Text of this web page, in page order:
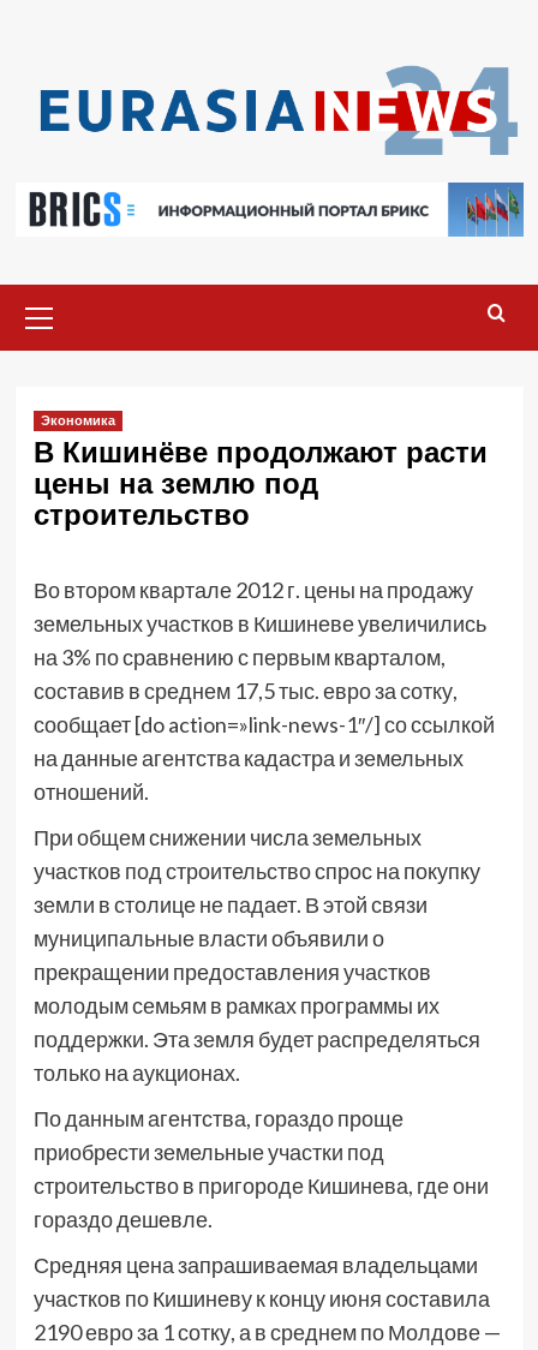
меню
Экономика
В Кишинёве продолжают расти
цены на землю под
строительство
Во втором квартале 2012 г. цены на продажу
земельных участков в Кишиневе увеличились
на 3% по сравнению с первым кварталом,
составив в среднем 17,5 тыс. евро за сотку,
сообщает [do action=»link-news-1″/] со ссылкой
на данные агентства кадастра и земельных
отношений.
При общем снижении числа земельных
участков под строительство спрос на покупку
земли в столице не падает. В этой связи
муниципальные власти объявили о
прекращении предоставления участков
молодым семьям в рамках программы их
поддержки. Эта земля будет распределяться
только на аукционах.
По данным агентства, гораздо проще
приобрести земельные участки под
строительство в пригороде Кишинева, где они
гораздо дешевле.
Средняя цена запрашиваемая владельцами
участков по Кишиневу к концу июня составила
2190 евро за 1 сотку, а в среднем по Молдове —